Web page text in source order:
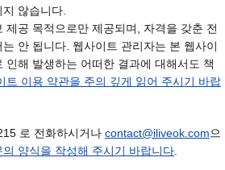
않습니다.
제공 목적으로만 제공되며, 자격을 갖춘 전
안 됩니다. 웹사이트 관리자는 본 웹사이
인해 발생하는 어떠한 결과에 대해서도 책
트 이용 약관을 주의 깊게 읽어 주시기 바랍
로 전화하시거나 contact@iliveok.com으
의 양식을 작성해 주시기 바랍니다